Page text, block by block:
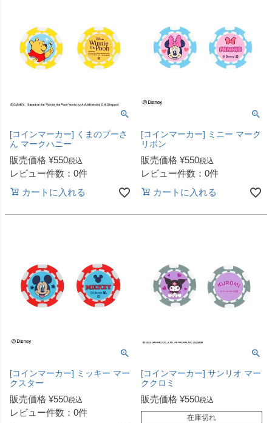
[コインマーカー] くまのプーさ
ん マークハニー
販売価格 ¥550税込
レビュー件数：0件
カートに入れる
[コインマーカー] ミニー マーク
リボン
販売価格 ¥550税込
レビュー件数：0件
カートに入れる
[コインマーカー] ミッキー マー
クスター
販売価格 ¥550税込
レビュー件数：0件
[コインマーカー] サンリオ マー
ククロミ
販売価格 ¥550税込
在庫切れ